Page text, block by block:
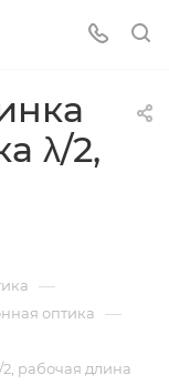
λ/2,
—
оптика —
рабочая длина